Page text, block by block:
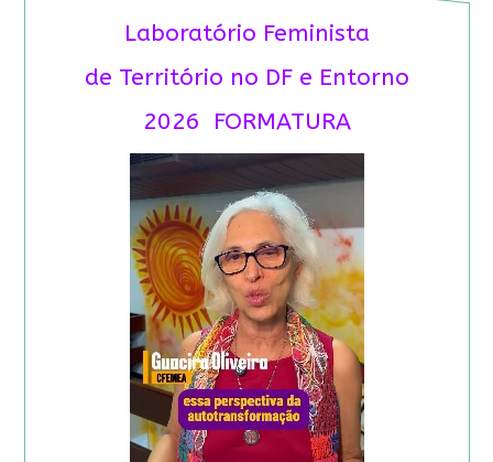
Laboratório Feminista
de Território no DF e Entorno
2026 FORMATURA